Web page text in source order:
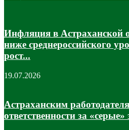
Инфляция в Астраханской
ниже среднероссийского
рост...
19.07.2026
Астраханским
ответственности за